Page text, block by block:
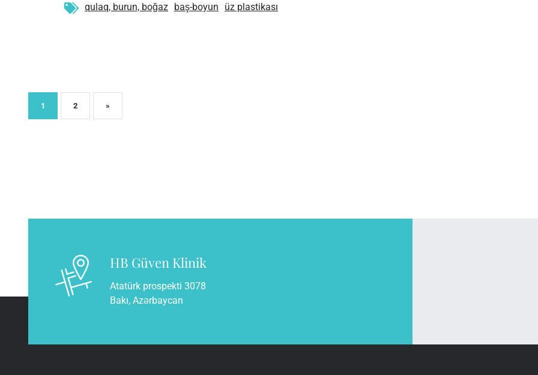
qulaq, burun, boğaz baş-boyun üz plastikası
1 2 »
HB Güven Klinik
Atatürk prospekti 3078
Bakı, Azərbaycan